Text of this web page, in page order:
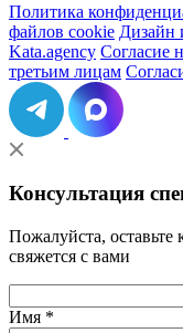
Политика
файлов cookie Дизайн
Kata.agency Согласие
третьим лицам
Консультация
Пожалуйста,
свяжется с вами
Имя *